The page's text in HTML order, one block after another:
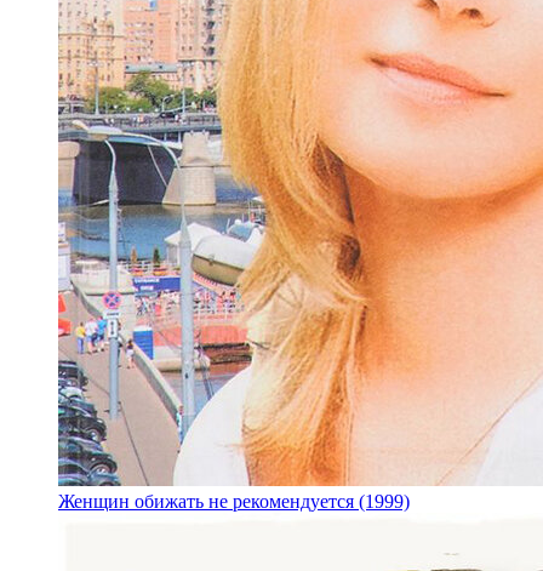
Женщин обижать не рекомендуется (1999)